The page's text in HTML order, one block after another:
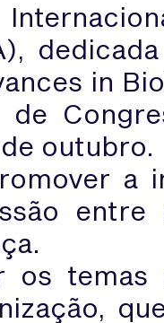
in
outubro.
a
os temas